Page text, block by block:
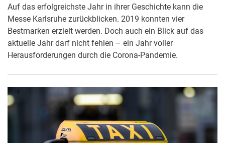
Auf das erfolgreichste Jahr in ihrer Geschichte kann die
Messe Karlsruhe zurückblicken. 2019 konnten vier
Bestmarken erzielt werden. Doch auch ein Blick auf das
aktuelle Jahr darf nicht fehlen – ein Jahr voller
Herausforderungen durch die Corona-Pandemie.